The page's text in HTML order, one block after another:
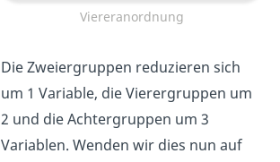
Viereranordnung
Die Zweiergruppen reduzieren sich
um 1 Variable, die Vierergruppen um
2 und die Achtergruppen um 3
Variablen. Wenden wir dies nun auf